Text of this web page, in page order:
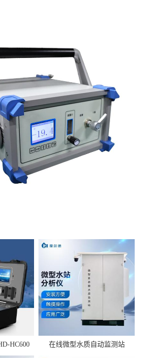
HC600 在线微型水质自动监测站